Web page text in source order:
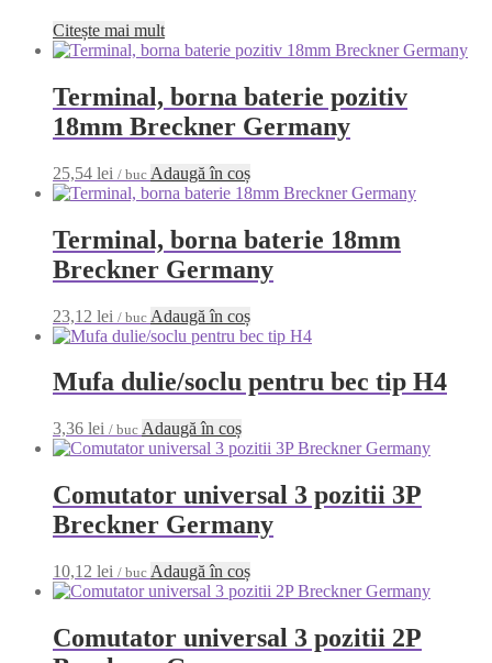
Citește mai mult
Terminal, borna baterie pozitiv
18mm Breckner Germany
25,54 lei / buc Adaugă în coș
Terminal, borna baterie 18mm
Breckner Germany
23,12 lei / buc Adaugă în coș
Mufa dulie/soclu pentru bec tip H4
3,36 lei / buc Adaugă în coș
Comutator universal 3 pozitii 3P
Breckner Germany
10,12 lei / buc Adaugă în coș
Comutator universal 3 pozitii 2P